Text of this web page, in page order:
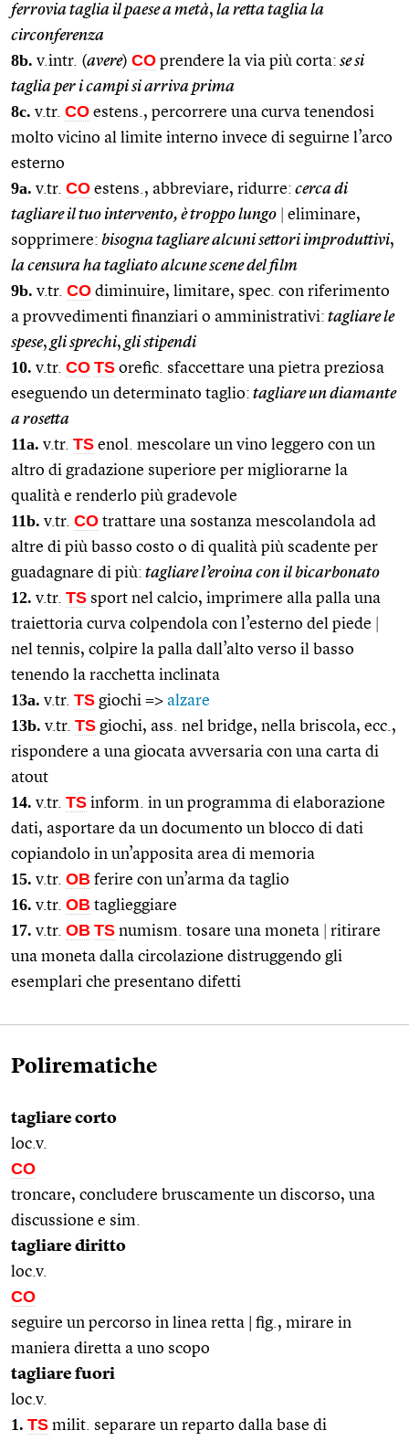
ferrovia taglia il paese a metà, la retta taglia la
circonferenza
8b. v.intr. (avere) CO prendere la via più corta: se si
taglia per i campi si arriva prima
8c. v.tr. CO estens., percorrere una curva tenendosi
molto vicino al limite interno invece di seguirne l’arco
esterno
9a. v.tr. CO estens., abbreviare, ridurre: cerca di
tagliare il tuo intervento, è troppo lungo
eliminare,
sopprimere: bisogna tagliare alcuni settori improduttivi,
la censura ha tagliato alcune scene del film
9b. v.tr. CO diminuire, limitare, spec. con riferimento
a provvedimenti finanziari o amministrativi: tagliare le
spese, gli sprechi, gli stipendi
10. v.tr. CO TS orefic. sfaccettare una pietra preziosa
eseguendo un determinato taglio: tagliare un diamante
a rosetta
11a. v.tr. TS enol. mescolare un vino leggero con un
altro di gradazione superiore per migliorarne la
qualità e renderlo più gradevole
11b. v.tr. CO trattare una sostanza mescolandola ad
altre di più basso costo o di qualità più scadente per
guadagnare di più: tagliare l’eroina con il bicarbonato
12. v.tr. TS sport nel calcio, imprimere alla palla una
traiettoria curva colpendola con l’esterno del piede
nel tennis, colpire la palla dall’alto verso il basso
tenendo la racchetta inclinata
13a. v.tr. TS giochi => alzare
13b. v.tr. TS giochi, ass. nel bridge, nella briscola, ecc.,
rispondere a una giocata avversaria con una carta di
atout
14. v.tr. TS inform. in un programma di elaborazione
dati, asportare da un documento un blocco di dati
copiandolo in un’apposita area di memoria
15. v.tr. OB ferire con un’arma da taglio
16. v.tr. OB taglieggiare
17. v.tr. OB TS numism. tosare una moneta
ritirare
una moneta dalla circolazione distruggendo gli
esemplari che presentano difetti
Polirematiche
tagliare corto
loc.v.
CO
troncare, concludere bruscamente un discorso, una
discussione e sim.
tagliare diritto
loc.v.
CO
seguire un percorso in linea retta | fig., mirare in
maniera diretta a uno scopo
tagliare fuori
loc.v.
1. TS milit. separare un reparto dalla base di